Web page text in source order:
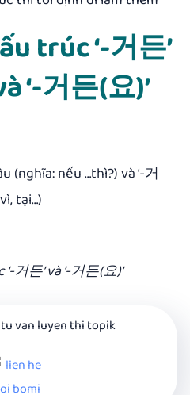
trúc ‘-거든’
‘-거든(요)’
(nghĩa: nếu …thì?) và ‘-거
tại…)
거든’ và ‘-거든(요)’